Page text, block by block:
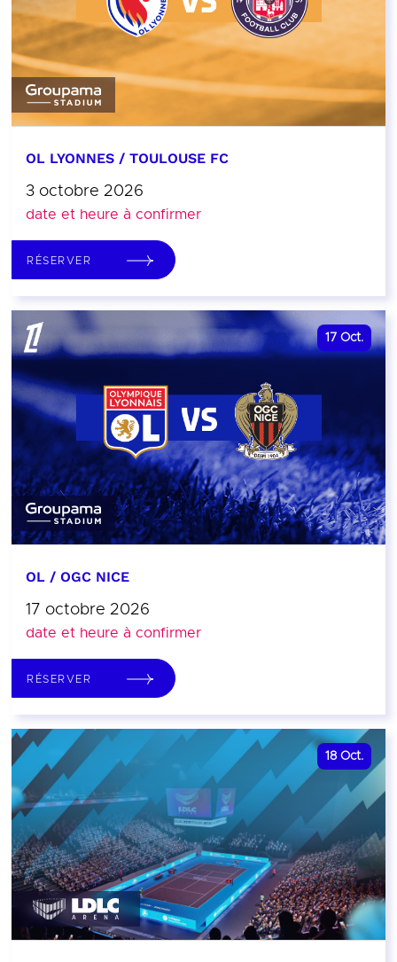
OL LYONNES / TOULOUSE FC
3 octobre 2026
date et heure à confirmer
RÉSERVER
17 Oct.
OL / OGC NICE
17 octobre 2026
date et heure à confirmer
RÉSERVER
18 Oct.